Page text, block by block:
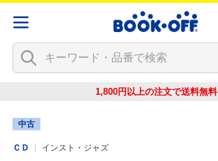
1,800円以上の注文で送料無料
中古
ＣＤ インスト・ジャズ